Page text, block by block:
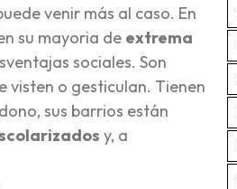
venir más al caso. En
su mayoria de extrema
sociales. Son
visten o gesticulan. Tienen
sus barrios están
y, a